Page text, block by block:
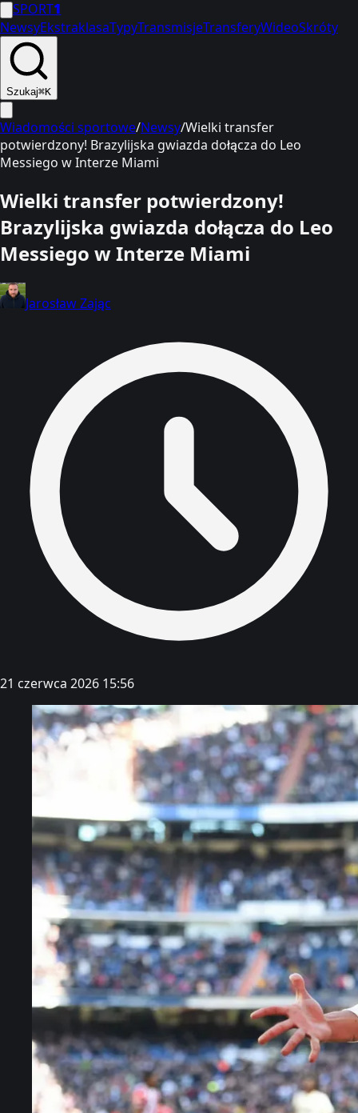
SPORT1
NewsyEkstraklasaTypyTransmisjeTransferyWideoSkróty
Szukaj⌘K
Wiadomości sportowe/Newsy/Wielki transfer
potwierdzony! Brazylijska gwiazda dołącza do Leo
Messiego w Interze Miami
Wielki transfer potwierdzony!
Brazylijska gwiazda dołącza do Leo
Messiego w Interze Miami
Jarosław Zając
21 czerwca 2026 15:56